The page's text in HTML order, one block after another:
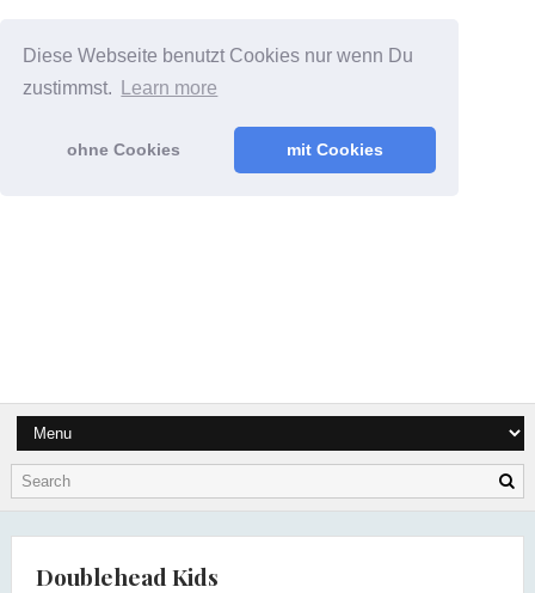
Diese Webseite benutzt Cookies nur wenn Du
zustimmst.
Learn more
ohne Cookies mit Cookies
Doublehead Kids